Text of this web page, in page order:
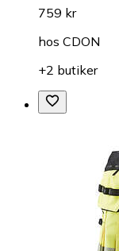
759 kr
hos CDON
+2 butiker